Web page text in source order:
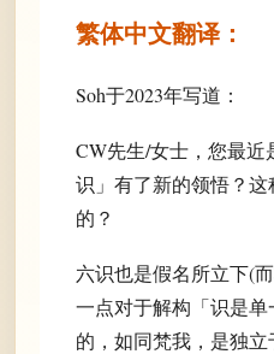
繁体中文翻译：
Soh于2023年写道：
CW先生/女士，您最近
识」有了新的领悟？
的？
六识也是假名所立下(
一点对于解构「识是
的，如同梵我，是独